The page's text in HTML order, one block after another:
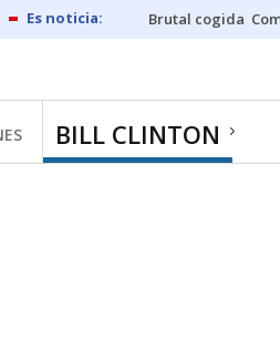
Brutal cogida
BILL CLINTON